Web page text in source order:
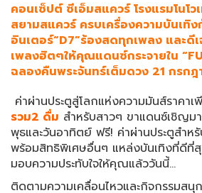
คอนเซ็ปต์ ซีเอ็มสแควร์ โรงแรมโนโว
สยามสแควร์ ครบเครื่องความบันเทิ
อินเตอร์“D7”ร้องสดทุกเพลง และดี
เพลงฮิตๆให้คุณแดนซ์กระจายใน
ฉลองคืนพระจันทร์เต็มดวง 21 กรก
ค่าผ่านประตูสู่โลกแห่งความมันส์ราคาเ
รวม2 ดื่ม สำหรับสาวๆ ขาแดนซ์เชิญ
พุธและวันอาทิตย์ ฟรี! ค่าผ่านประตูสำห
พร้อมสิทธิพิเศษอื่นๆ แหล่งบันเทิงที่ดีที่
มอบความประทับใจให้คุณแล้ววันนี้...
ติดตามความเคลื่อนไหวและกิจกรรมสนุ